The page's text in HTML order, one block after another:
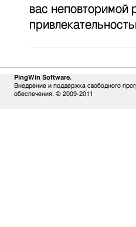
вас неповторимой
PingWin Software.
Внедрение и поддержка свободного
обеспечения. © 2009-2011